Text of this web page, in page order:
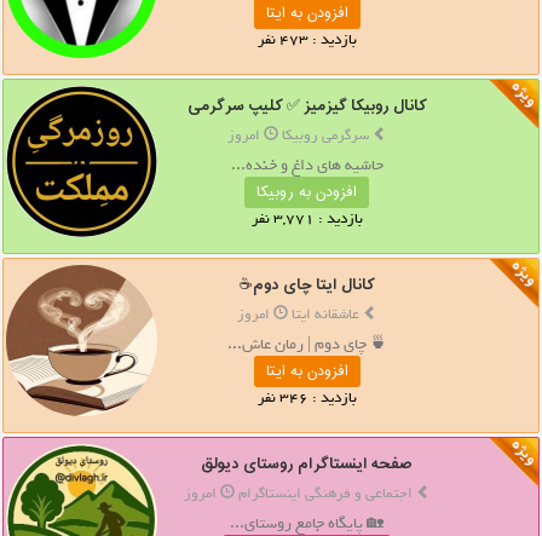
افزودن به ایتا
بازدید : 473 نفر
کانال روبیکا گیزمیز ✅ کلیپ سرگرمی
سرگرمی روبیکا امروز
حاشیه های داغ و خنده...
افزودن به روبیکا
بازدید : 3,771 نفر
کانال ایتا چای دوم☕️
عاشقانه ایتا امروز
🍵 چای دوم | رمان عاش...
افزودن به ایتا
بازدید : 346 نفر
صفحه اینستاگرام روستای دیولق
اجتماعی و فرهنگی اینستاگرام امروز
🏡 پایگاه جامع روستای...